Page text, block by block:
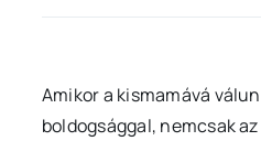
Amikor a kismamává
boldogsággal, nemcsak